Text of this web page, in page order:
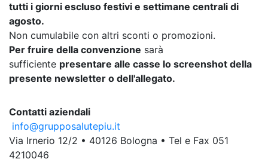
Contatti aziendali
info@grupposalutepiu.it
Via Irnerio 12/2 • 40126 Bologna • Tel e Fax 051
4210046
tutti i giorni escluso festivi e settimane centrali di
agosto.
Non cumulabile con altri sconti o promozioni.
Per fruire della convenzione sarà
sufficiente presentare alle casse lo screenshot della
presente newsletter o dell'allegato.